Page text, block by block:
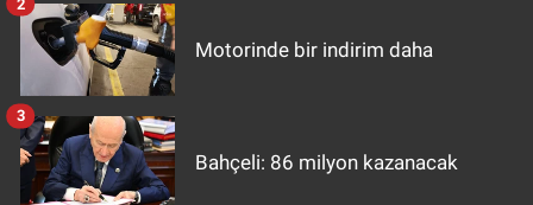
Motorinde bir indirim daha
Bahçeli: 86 milyon kazanacak
3